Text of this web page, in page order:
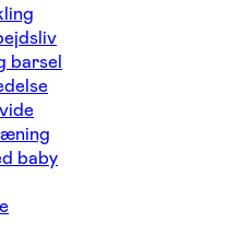
barsel
baby